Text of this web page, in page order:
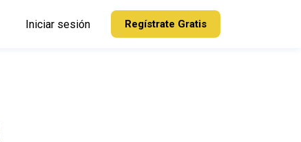
Iniciar sesión Regístrate Gratis